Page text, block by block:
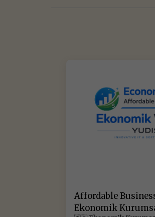
Affordable
Ekonomik